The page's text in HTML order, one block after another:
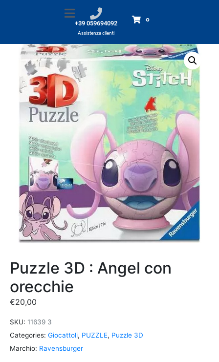
+39 059694092
Assistenza clienti
0
Prodotti Puzzle 3D : Angel con orecchie
Puzzle 3D : Angel con
orecchie
€20,00
SKU: 11639 3
Categories: Giocattoli, PUZZLE, Puzzle 3D
Marchio: Ravensburger